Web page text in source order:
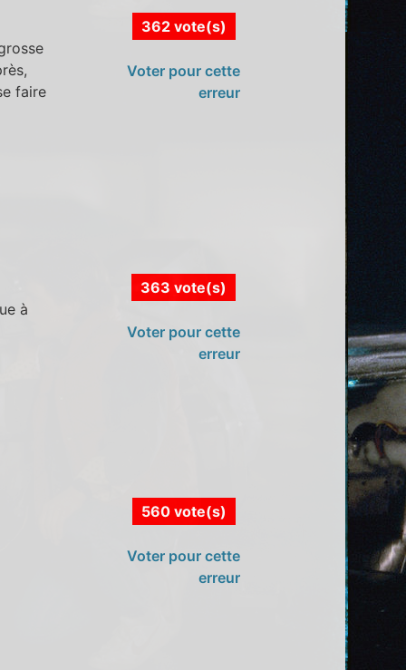
faire
362 vote(s)
Voter pour cette
erreur
à
363 vote(s)
Voter pour cette
erreur
560 vote(s)
Voter pour cette
erreur